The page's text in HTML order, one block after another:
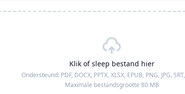
Klik of sleep bestand hier
Ondersteund: PDF, DOCX, PPTX, XLSX, EPUB, PNG, JPG, SRT,
Maximale bestandsgrootte 80 MB